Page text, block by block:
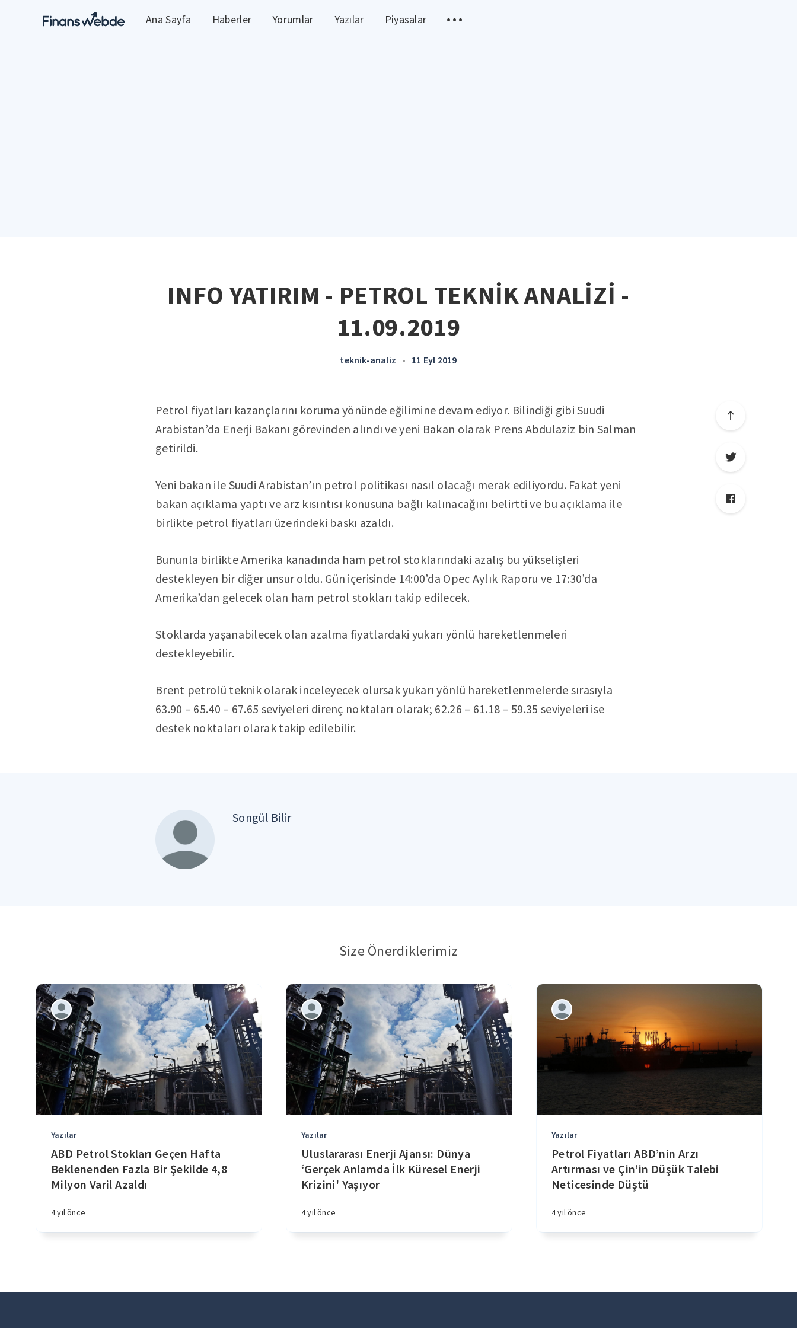
Ana Sayfa Haberler Yorumlar Yazılar Piyasalar
INFO YATIRIM - PETROL TEKNİK ANALİZİ -
11.09.2019
teknik-analiz • 11 Eyl 2019
Petrol fiyatları kazançlarını koruma yönünde eğilimine devam ediyor. Bilindiği gibi Suudi
Arabistan’da Enerji Bakanı görevinden alındı ve yeni Bakan olarak Prens Abdulaziz bin Salman
getirildi.
Yeni bakan ile Suudi Arabistan’ın petrol politikası nasıl olacağı merak ediliyordu. Fakat yeni
bakan açıklama yaptı ve arz kısıntısı konusuna bağlı kalınacağını belirtti ve bu açıklama ile
birlikte petrol fiyatları üzerindeki baskı azaldı.
Bununla birlikte Amerika kanadında ham petrol stoklarındaki azalış bu yükselişleri
destekleyen bir diğer unsur oldu. Gün içerisinde 14:00’da Opec Aylık Raporu ve 17:30’da
Amerika’dan gelecek olan ham petrol stokları takip edilecek.
Stoklarda yaşanabilecek olan azalma fiyatlardaki yukarı yönlü hareketlenmeleri
destekleyebilir.
Brent petrolü teknik olarak inceleyecek olursak yukarı yönlü hareketlenmelerde sırasıyla
63.90 – 65.40 – 67.65 seviyeleri direnç noktaları olarak; 62.26 – 61.18 – 59.35 seviyeleri ise
destek noktaları olarak takip edilebilir.
Songül Bilir
Size Önerdiklerimiz
Yazılar
ABD Petrol Stokları Geçen Hafta
Beklenenden Fazla Bir Şekilde 4,8
Milyon Varil Azaldı
4 yıl önce
Yazılar
Uluslararası Enerji Ajansı: Dünya
‘Gerçek Anlamda İlk Küresel Enerji
Krizini' Yaşıyor
4 yıl önce
Yazılar
Petrol Fiyatları ABD’nin Arzı
Artırması ve Çin’in Düşük Talebi
Neticesinde Düştü
4 yıl önce